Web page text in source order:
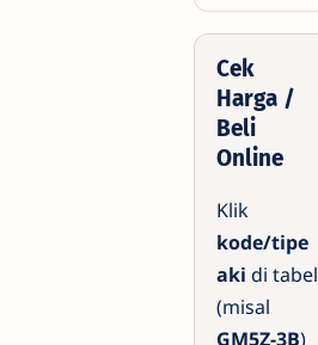
Cek
Harga /
Beli
Online
Klik
kode/tipe
aki di tabel
(misal
GM5Z-3B)